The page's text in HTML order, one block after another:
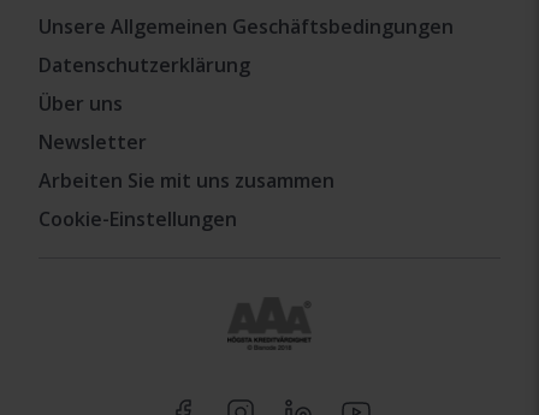
Unsere Allgemeinen Geschäftsbedingungen
Datenschutzerklärung
Über uns
Newsletter
Arbeiten Sie mit uns zusammen
Cookie-Einstellungen